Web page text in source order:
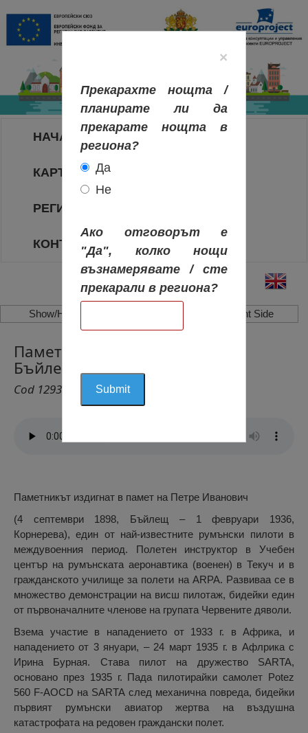
НАЧАЛО
КАРТА НА РЕГИОНИТЕ
РЕГИОНИ
КОНТАКТИ
Show/Hide Left Side Show/Hide Right Side
Паметник „Петре Иванович”,
Бъйлещ
Cod 1293
Паметникът издигнат в памет на Петре Иванович
(4 септември 1898, Бъйлещ – 1 февруари 1936,
Корнерева), един от най-известните румънски пилоти в
междувоенния период. Полетен инструктор в Учебен
център на румънската аеронавтика (военен) в Текуч и в
гражданското училище за полети на ARPA. Развиваа се в
множество демонстрации на висш пилотаж, бидейки един
от първоначалните членове на групата Червените дяволи.
Взема участие в нападението от 1933 г. в Африка, и
нападението от 3 януари, – 24 март 1935 г. в Афлрика с
Ирина Бурная. Става пилот на дружество SARTA,
основано през 1935 г. Пада пилотирайки самолет Potez
560 F-AOCD на SARTA след механична повреда, бидейки
първият румънски авиатор жертва на въздушна
катастрофата на редовен граждански полет.
×
Прекарахте нощта /
планирате ли да
прекарате нощта в
региона?
Да
Не
Ако отговорът е
"Да", колко нощи
възнамерявате / сте
прекарали в региона?